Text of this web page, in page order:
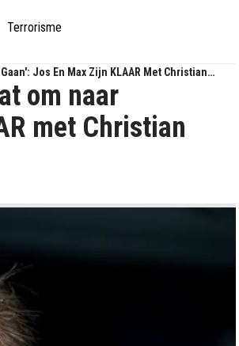
Terrorisme
Jos En Max Zijn KLAAR Met Christian
om naar
met Christian